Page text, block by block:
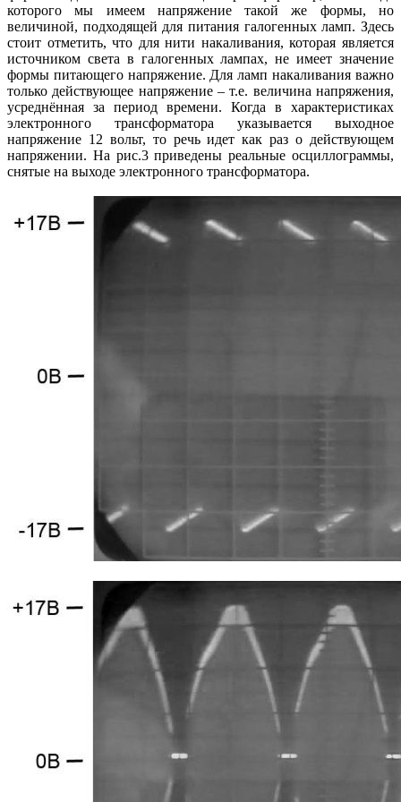
которого мы имеем напряжение такой же формы, но
величиной, подходящей для питания галогенных ламп. Здесь
стоит отметить, что для нити накаливания, которая является
источником света в галогенных лампах, не имеет значение
формы питающего напряжение. Для ламп накаливания важно
только действующее напряжение – т.е. величина напряжения,
усреднённая за период времени. Когда в характеристиках
электронного трансформатора указывается выходное
напряжение 12 вольт, то речь идет как раз о действующем
напряжении. На рис.3 приведены реальные осциллограммы,
снятые на выходе электронного трансформатора.